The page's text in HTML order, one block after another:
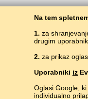
Na tem
1. za
drugim
2. za prikaz
Uporabniki iz
Oglasi Google,
individualno